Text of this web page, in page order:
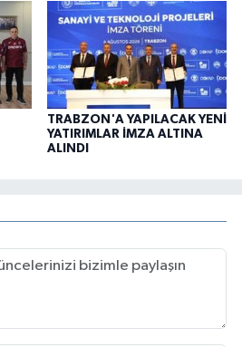
TRABZON'A YAPILACAK YENİ
YATIRIMLAR İMZA ALTINA
ALINDI